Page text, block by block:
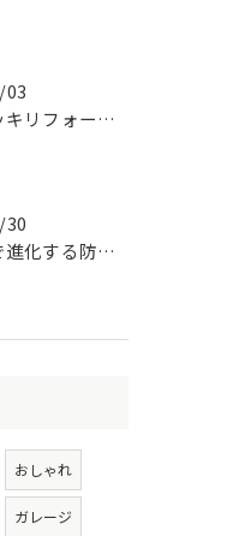
03
ウッドデッキリフォームの重要ポイント解説
30
外構工事で進化する防犯ポストの技術
おしゃれ
ガレージ